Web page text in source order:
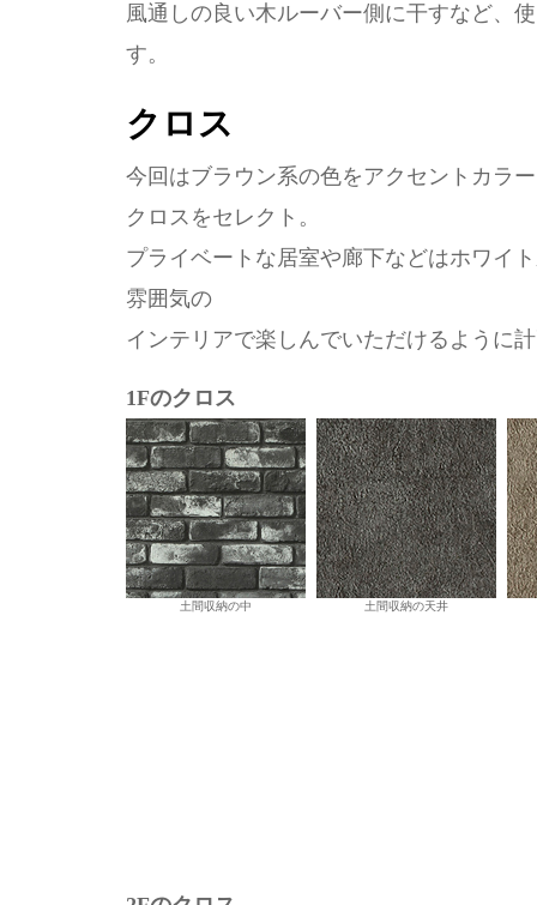
風通しの良い木ルーバー側に干すなど、
す。
クロス
今回はブラウン系の色をアクセントカラ
クロスをセレクト。
プライベートな居室や廊下などはホワイ
雰囲気の
インテリアで楽しんでいただけるように
1Fのクロス
土間収納の中 土間収納の天井